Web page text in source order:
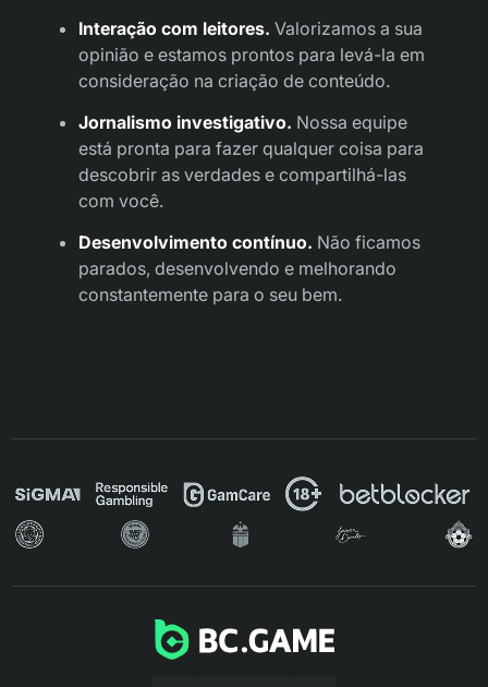
Interação com leitores. Valorizamos a sua
opinião e estamos prontos para levá-la em
consideração na criação de conteúdo.
Jornalismo investigativo. Nossa equipe
está pronta para fazer qualquer coisa para
descobrir as verdades e compartilhá-las
com você.
Desenvolvimento contínuo. Não ficamos
parados, desenvolvendo e melhorando
constantemente para o seu bem.